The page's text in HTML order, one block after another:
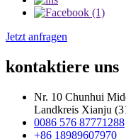
Jetzt anfragen
kontaktiere uns
Nr. 10 Chunhui
Landkreis Xianju
0086 576 87771288
+86 18989607970